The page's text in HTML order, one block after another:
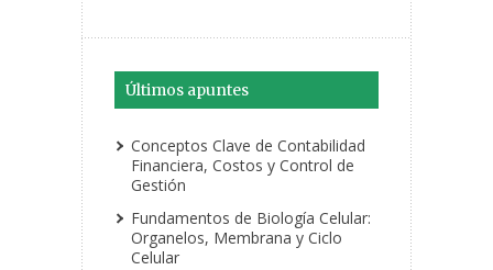
Últimos apuntes
Conceptos Clave de Contabilidad
Financiera, Costos y Control de
Gestión
Fundamentos de Biología Celular:
Organelos, Membrana y Ciclo
Celular